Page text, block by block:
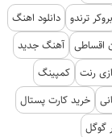
بروکر ترندو دانلود اهنگ
اقساطی آهنگ جدید
رنت کمپینگ
خرید کارت پستال
گوگل